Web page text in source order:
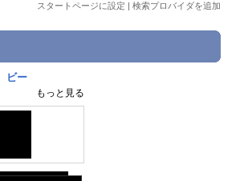
スタートページに設定 | 検索プロバイダを追加
ビー
もっと見る